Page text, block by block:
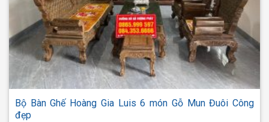
Bộ Bàn Ghế Hoàng Gia Luis 6 món Gỗ Mun Đuôi Công
đẹp